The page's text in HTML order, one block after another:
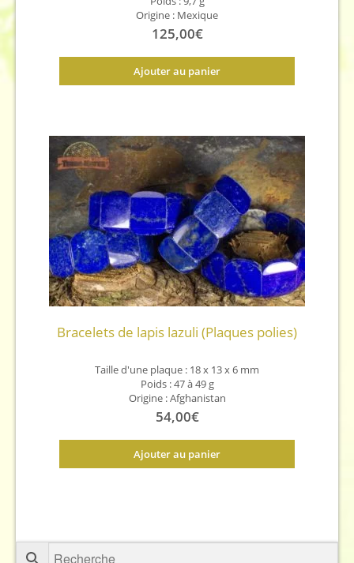
Origine : Mexique
125,00€
Ajouter au panier
Bracelets de lapis lazuli (Plaques polies)
Taille d'une plaque : 18 x 13 x 6 mm
Poids : 47 à 49 g
Origine : Afghanistan
54,00€
Ajouter au panier